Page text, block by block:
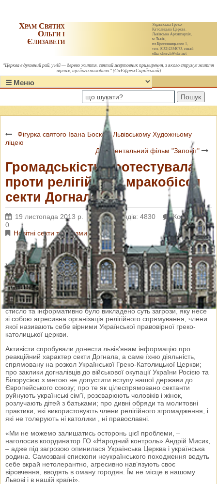
Українська Греко-
Католицька Церква.
Львівська Архиєпархія,
м.Львів,
пл.Кропивницького 1,
тел. (032)2334073, email:
olha-church@ukr.net
Храм Святих
Ольги і
Єлизавети
"Церква є духовний рай, у ній — дерево життя, святий жертовник примирення, з якого струмує життя
вірним, що його полюбили." (Св.Єфрем Сирійський)
Пошук
Фігурка святого Івана Боско в Львівському Художньому
ліцею
Документальний фільм "Заповіт"
Громадськість протестувала
проти релігійного мракобісся
секти Догнала
19 листопада 2013 р. Переглядів: 4830
Коментарі:
0
Новітні секти та схизми
У неділю, 17 листопада, громадські активісти, серед яких були
симпатики ГО «Народний контроль», провели інформаційну
акцію «Геть догналівську секту з України». Про це Galnet
повідомила прес-служба «Народного контролю».
У рамках ініціативи молоді люди роздавали листівки, в яких
стисло та інформативно було викладено суть загрози, яку несе
зі собою агресивна організація релігійного спрямування, члени
якої називають себе вірними Української правовірної греко-
католицької церкви.
Активісти спробували донести львів’янам інформацію про
реакційний характер секти Догнала, а саме їхню діяльність,
спрямовану на розкол Української Греко-Католицької Церкви;
про заклики догналівців до військової окупації України Росією та
Білорусією з метою не допустити вступу нашої держави до
Європейського союзу; про те як цілеспрямовано сектанти
руйнують українські сім’ї, розсварюють чоловіків і жінок,
розлучають дітей з батьками; про дивні обряди та молитовні
практики, які використовують члени релігійного згромадження, і
які не толерують ні католики , ні православні.
«Ми не можемо залишатись осторонь цієї проблеми, –
наголосив координатор ГО «Народний контроль» Андрій Мисик,
– адже під загрозою опинилася Українська Церква і українська
родина. Самозвані єпископи неукраїнського походження ведуть
себе вкрай нетолерантно, агресивно нав’язують своє
віровчення, вводять в оману городян. Їм не місце в нашому
Львові і в нашій країні».